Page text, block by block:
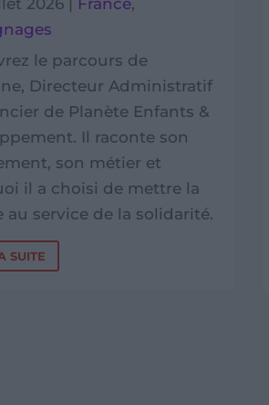
2026 Actualités
,Défense des droits
contre les
, Témoignages
l’histoire de
une enfant
protégée de la
de l’exploitation grâce à
spécialisé
PEGASE.